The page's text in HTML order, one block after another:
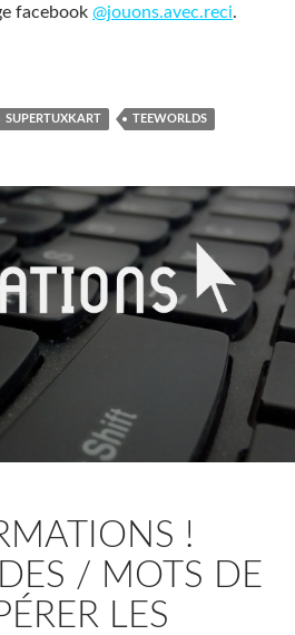
facebook @jouons.avec.reci.
SUPERTUXKART TEEWORLDS
!
/ MOTS DE
LES